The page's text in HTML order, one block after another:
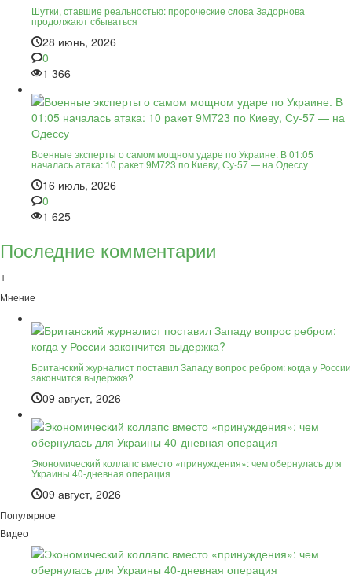
Шутки, ставшие реальностью: пророческие слова Задорнова
продолжают сбываться
28 июнь, 2026
0
1 366
Военные эксперты о самом мощном ударе по Украине. В 01:05
началась атака: 10 ракет 9М723 по Киеву, Су-57 — на Одессу
16 июль, 2026
0
1 625
Последние комментарии
+
Мнение
Британский журналист поставил Западу вопрос ребром: когда у России
закончится выдержка?
09 август, 2026
Экономический коллапс вместо «принуждения»: чем обернулась для
Украины 40-дневная операция
09 август, 2026
Популярное
Видео